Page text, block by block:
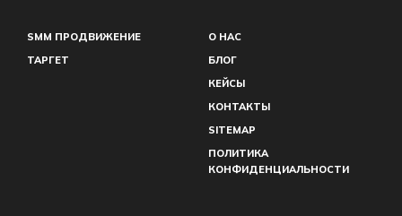
SMM ПРОДВИЖЕНИЕ
ТАРГЕТ
О НАС
БЛОГ
КЕЙСЫ
КОНТАКТЫ
SITEMAP
ПОЛИТИКА
КОНФИДЕНЦИАЛЬНОСТИ